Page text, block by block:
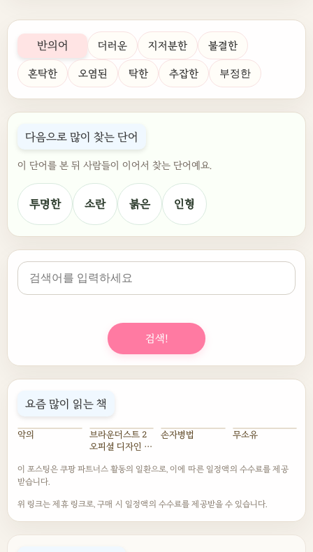
반의어 더러운 지저분한 불결한
혼탁한 오염된 탁한 추잡한 부정한
다음으로 많이 찾는 단어
이 단어를 본 뒤 사람들이 이어서 찾는 단어예요.
투명한 소란 붉은 인형
검색!
요즘 많이 읽는 책
악의
브라운더스트 2
오피셜 디자인 웍
손자병법 무소유
이 포스팅은 쿠팡 파트너스 활동의 일환으로, 이에 따른 일정액의 수수료를 제공
받습니다.
위 링크는 제휴 링크로, 구매 시 일정액의 수수료를 제공받을 수 있습니다.